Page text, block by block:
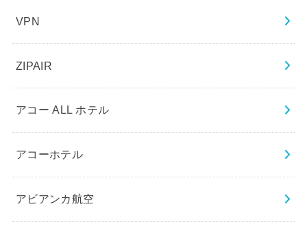
VPN
ZIPAIR
アコー ALL ホテル
アコーホテル
アビアンカ航空